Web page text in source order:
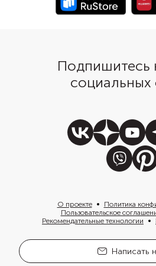
Подпишитесь
социальных
О проекте
Политика
Пользовательское
Рекомендательные технологии
Написать